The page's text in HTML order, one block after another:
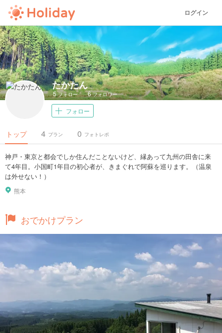
ログイン
たかたん
5フォロー 6フォロワー
フォロー
トップ プラン
4 フォトレポ
0
神戸・東京と都会でしか住んだことないけど、縁あって九州の田舎に来
て4年目。小国町1年目の初心者が、きまぐれで阿蘇を巡ります。（温泉
は外せない！）
熊本
おでかけプラン